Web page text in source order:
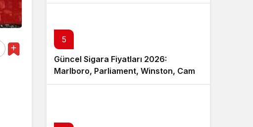
5
Güncel Sigara Fiyatları 2026:
Marlboro, Parliament, Winston, Camel
ve Tüm Sigara Markalarının Zamlı